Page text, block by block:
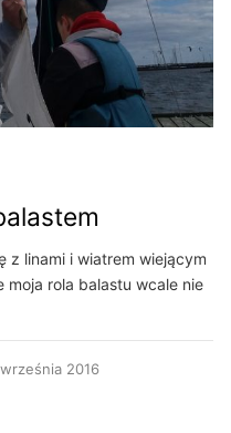
z linami i wiatrem wiejącym
moja rola balastu wcale nie
2016